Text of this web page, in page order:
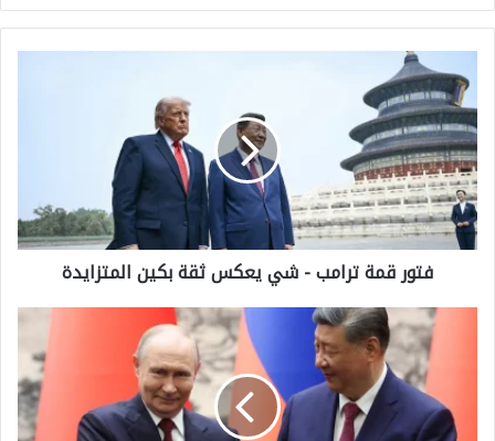
و
ر
ق
م
فتور قمة ترامب - شي يعكس ثقة بكين المتزايدة